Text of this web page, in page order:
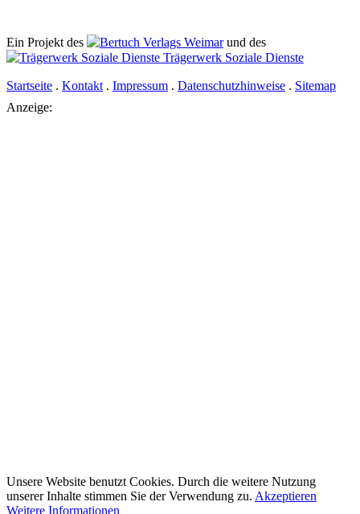
Ein Projekt des Verlags Weimarund des
Trägerwerk Soziale Dienste
Startseite . Kontakt . Impressum . Datenschutzhinweise . Sitemap
Anzeige:
Unsere Website benutzt Cookies. Durch die weitere Nutzung
unserer Inhalte stimmen Sie der Verwendung zu. Akzeptieren
Weitere Informationen